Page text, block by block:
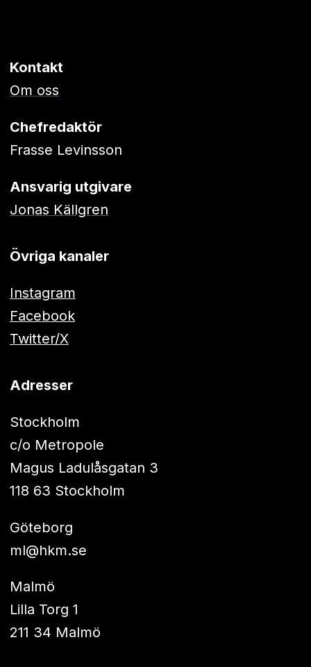
Kontakt
Om oss
Chefredaktör
Frasse Levinsson
Ansvarig utgivare
Jonas Källgren
Övriga kanaler
Instagram
Facebook
Twitter/X
Adresser
Stockholm
c/o Metropole
Magus Ladulåsgatan 3
118 63 Stockholm
Göteborg
ml@hkm.se
Malmö
Lilla Torg 1
211 34 Malmö